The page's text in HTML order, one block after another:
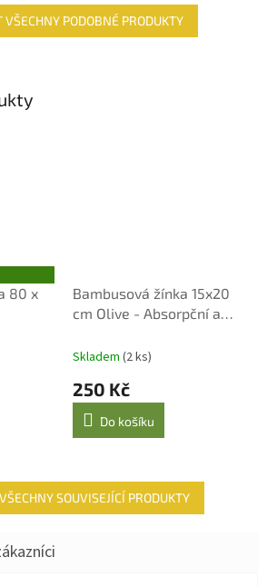
PODOBNÉ PRODUKTY
80 x
Bambusová žínka 15x20
cm Olive - Absorpční a
Skladem (2 ks)
250 Kč
Do košíku
SOUVISEJÍCÍ PRODUKTY